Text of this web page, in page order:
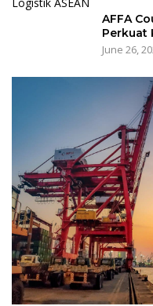
AFFA
Perkuat
June 26,